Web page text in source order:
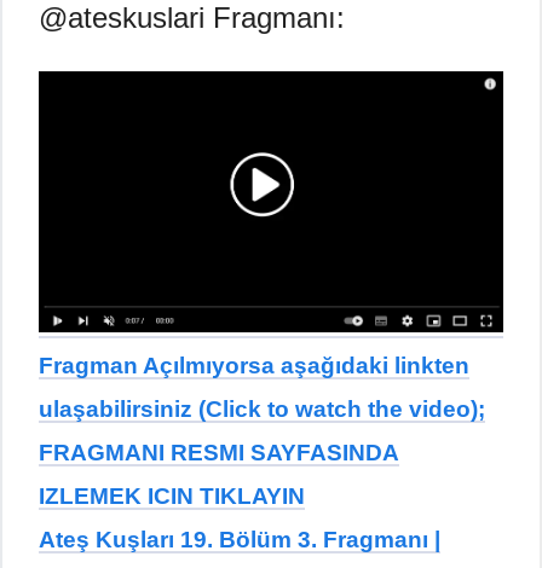
@ateskuslari Fragmanı:
Fragman Açılmıyorsa aşağıdaki linkten
ulaşabilirsiniz (Click to watch the video);
FRAGMANI RESMI SAYFASINDA
IZLEMEK ICIN TIKLAYIN
Ateş Kuşları 19. Bölüm 3. Fragmanı |